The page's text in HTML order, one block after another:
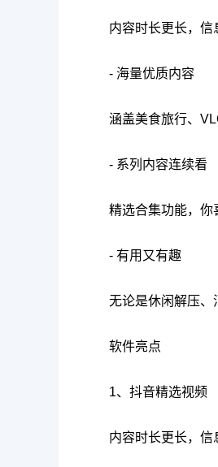
内容时长更长，信
- 海量优质内容
涵盖美食旅行、
- 系列内容连续看
精选合集功能，你
- 有用又有趣
无论是休闲解压、
软件亮点
1、抖音精选视频
内容时长更长，信